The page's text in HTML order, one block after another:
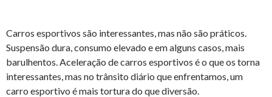
Carros esportivos são interessantes, mas não são práticos.
Suspensão dura, consumo elevado e em alguns casos, mais
barulhentos. Aceleração de carros esportivos é o que os torna
interessantes, mas no trânsito diário que enfrentamos, um
carro esportivo é mais tortura do que diversão.